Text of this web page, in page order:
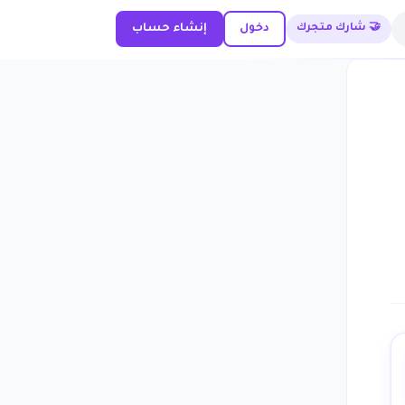
🤝 شارك متجرك دخول إنشاء حساب